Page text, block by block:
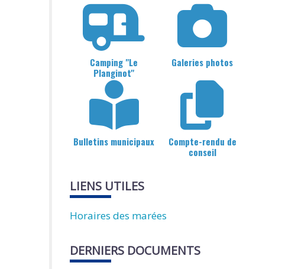
Camping "Le
Planginot"
Galeries photos
Bulletins municipaux
Compte-rendu de
conseil
LIENS UTILES
Horaires des marées
DERNIERS DOCUMENTS